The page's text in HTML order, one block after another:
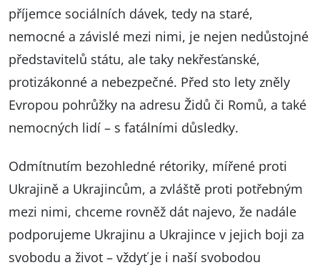
příjemce sociálních dávek, tedy na staré,
nemocné a závislé mezi nimi, je nejen nedůstojné
představitelů státu, ale taky nekřesťanské,
protizákonné a nebezpečné. Před sto lety zněly
Evropou pohrůžky na adresu Židů či Romů, a také
nemocných lidí – s fatálními důsledky.
Odmítnutím bezohledné rétoriky, mířené proti
Ukrajině a Ukrajincům, a zvláště proti potřebným
mezi nimi, chceme rovněž dát najevo, že nadále
podporujeme Ukrajinu a Ukrajince v jejich boji za
svobodu a život – vždyť je i naší svobodou